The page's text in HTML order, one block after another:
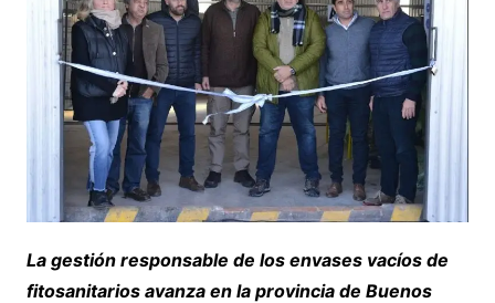
La gestión responsable de los envases vacíos de
fitosanitarios avanza en la provincia de Buenos